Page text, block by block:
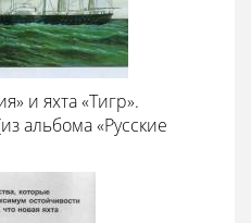
и яхта «Тигр».
альбома «Русские